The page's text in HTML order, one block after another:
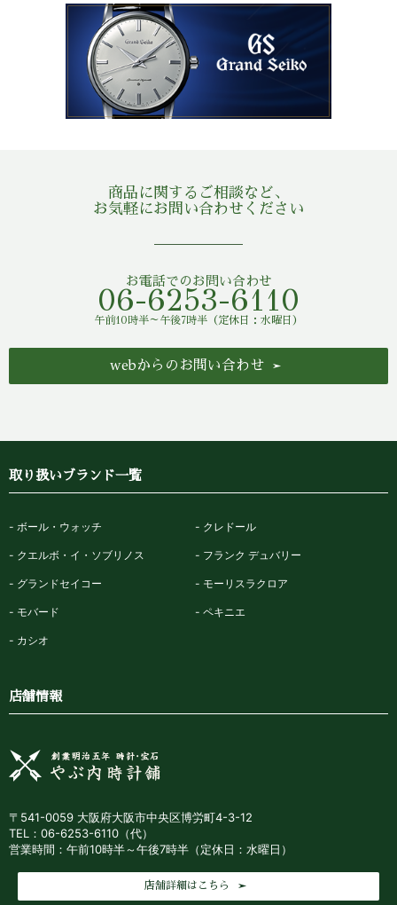
商品に関するご相談など、
お気軽にお問い合わせください
お電話でのお問い合わせ
06-6253-6110
午前10時半～午後7時半（定休日：水曜日）
webからのお問い合わせ
取り扱いブランド一覧
ボール・ウォッチ クレドール
クエルボ・イ・ソブリノス フランク デュバリー
グランドセイコー モーリスラクロア
モバード ペキニエ
カシオ
店舗情報
〒541-0059 大阪府大阪市中央区博労町4-3-12
TEL：06-6253-6110（代）
営業時間：午前10時半～午後7時半（定休日：水曜日）
店舗詳細はこちら